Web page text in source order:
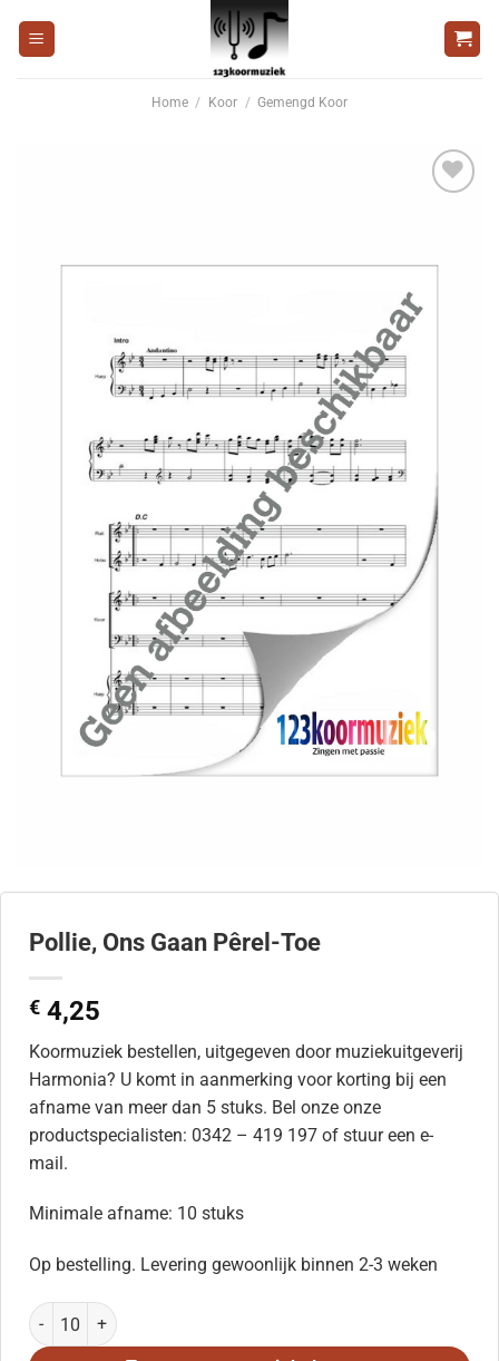
naar
Home / Koor / Gemengd Koor
Pollie, Ons Gaan Pêrel-Toe
€ 4,25
Koormuziek bestellen, uitgegeven door muziekuitgeverij
Harmonia? U komt in aanmerking voor korting bij een
afname van meer dan 5 stuks. Bel onze onze
productspecialisten: 0342 – 419 197 of stuur een e-
mail.
Minimale afname: 10 stuks
Op bestelling. Levering gewoonlijk binnen 2-3 weken
Pollie, Ons Gaan Pêrel-Toe aantal